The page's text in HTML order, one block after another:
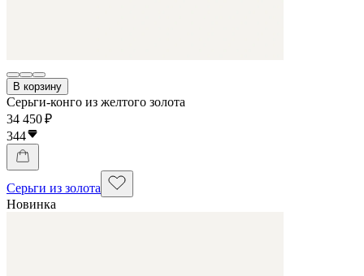
В корзину
Серьги-конго из желтого золота
34 450 ₽
344
Серьги из золота
Новинка